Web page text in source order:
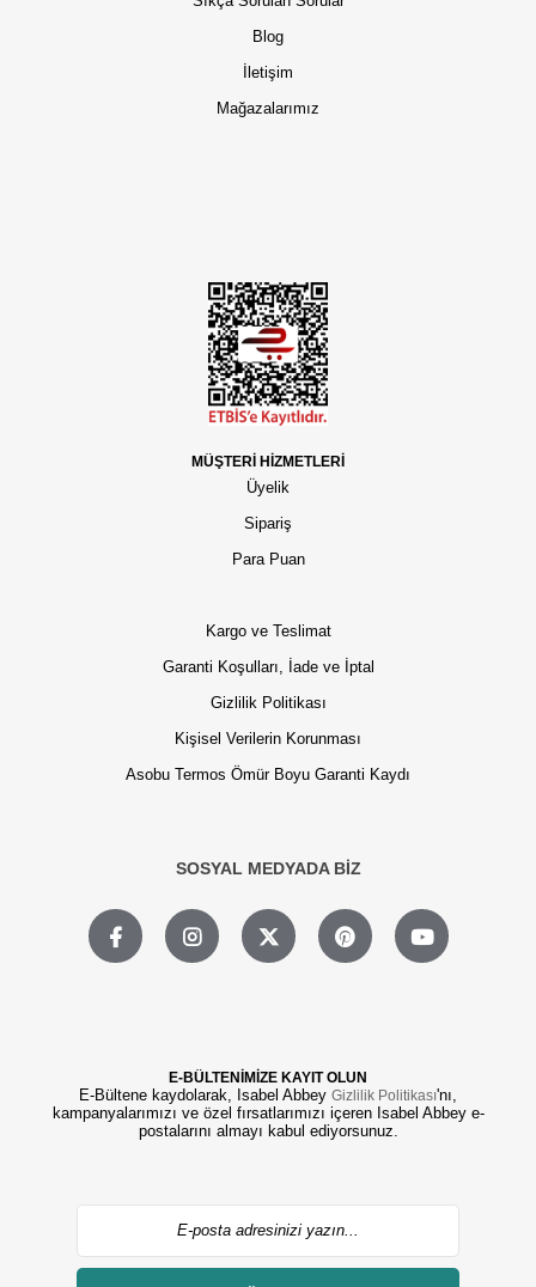
Blog
İletişim
Mağazalarımız
MÜŞTERİ HİZMETLERİ
Üyelik
Sipariş
Para Puan
Kargo ve Teslimat
Garanti Koşulları, İade ve İptal
Gizlilik Politikası
Kişisel Verilerin Korunması
Asobu Termos Ömür Boyu Garanti Kaydı
SOSYAL MEDYADA BİZ
E-BÜLTENİMİZE KAYIT OLUN
E-Bültene kaydolarak, Isabel Abbey Gizlilik Politikası'nı,
kampanyalarımızı ve özel fırsatlarımızı içeren Isabel Abbey e-
postalarını almayı kabul ediyorsunuz.